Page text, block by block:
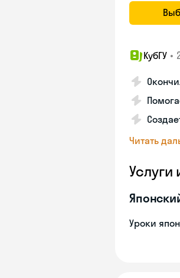
КубГУ •
Читать
Услуги
Уроки